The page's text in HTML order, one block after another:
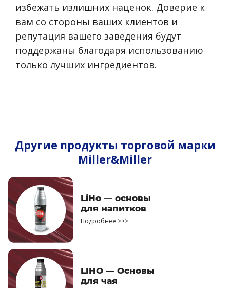
избежать излишних наценок. Доверие к
вам со стороны ваших клиентов и
репутация вашего заведения будут
поддержаны благодаря использованию
только лучших ингредиентов.
Другие продукты торговой марки
Miller&Miller
LiHo — основы
для напитков
Подробнее >>>
LIHO — Основы
для чая